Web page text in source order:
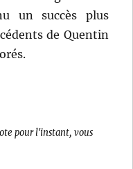
un succès plus
de Quentin
pour l'instant, vous